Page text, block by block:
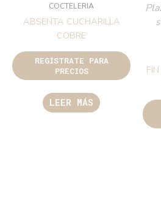
COCTELERIA
ABSENTA CUCHARILLA
COBRE
REGÍSTRATE PARA
PRECIOS
LEER MÁS